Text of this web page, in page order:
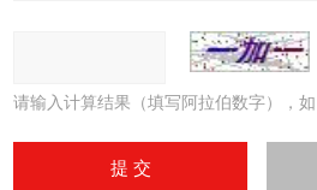
请输入计算结果（填写阿拉伯数字），